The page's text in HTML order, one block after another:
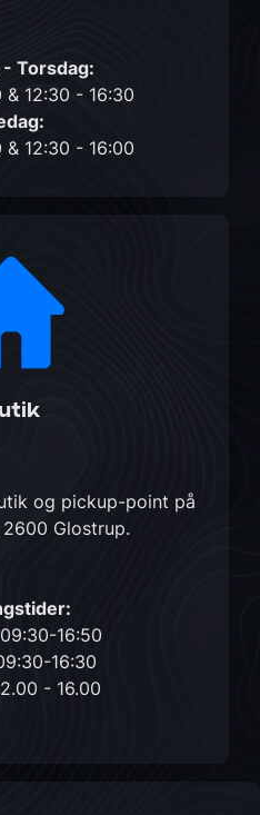
- Torsdag:
12:30 - 16:30
12:30 - 16:00
og pickup-point på
Glostrup.
16:50
16:30
- 16.00